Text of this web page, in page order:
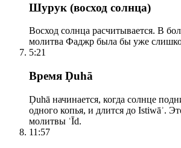
Шурук (восход солнца)
Восход солнца расчитывается. В
молитва Фаджр была бы уже
5:21
Время Ḍuhā
Ḍuhā начинается, когда солнце
одного копья, и длится до Istiwāʾ.
молитвы ʿĪd.
11:57